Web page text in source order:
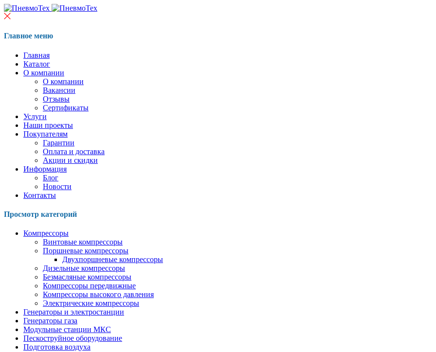
Главное меню
Главная
Каталог
О компании
О компании
Вакансии
Отзывы
Сертификаты
Услуги
Наши проекты
Покупателям
Гарантии
Оплата и доставка
Акции и скидки
Информация
Блог
Новости
Контакты
Просмотр категорий
Компрессоры
Винтовые компрессоры
Поршневые компрессоры
Двухпоршневые компрессоры
Дизельные компрессоры
Безмасляные компрессоры
Компрессоры передвижные
Компрессоры высокого давления
Электрические компрессоры
Генераторы и электростанции
Генераторы газа
Модульные станции МКС
Пескоструйное оборудование
Подготовка воздуха